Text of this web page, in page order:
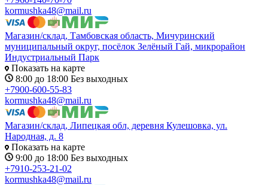
kormushka48@mail.ru
Магазин/склад, Тамбовская область, Мичуринский
муниципальный округ, посёлок Зелёный Гай, микрорайон
Индустриальный Парк
Показать на карте
8:00 до 18:00 Без выходных
+7900-600-55-83
kormushka48@mail.ru
Магазин/склад, Липецкая обл, деревня Кулешовка, ул.
Народная, д. 8
Показать на карте
9:00 до 18:00 Без выходных
+7910-253-21-02
kormushka48@mail.ru